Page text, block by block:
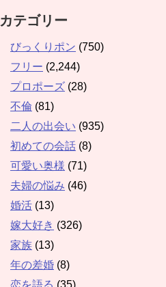
カテゴリー
びっくりポン (750)
フリー (2,244)
プロポーズ (28)
不倫 (81)
二人の出会い (935)
初めての会話 (8)
可愛い奥様 (71)
夫婦の悩み (46)
婚活 (13)
嫁大好き (326)
家族 (13)
年の差婚 (8)